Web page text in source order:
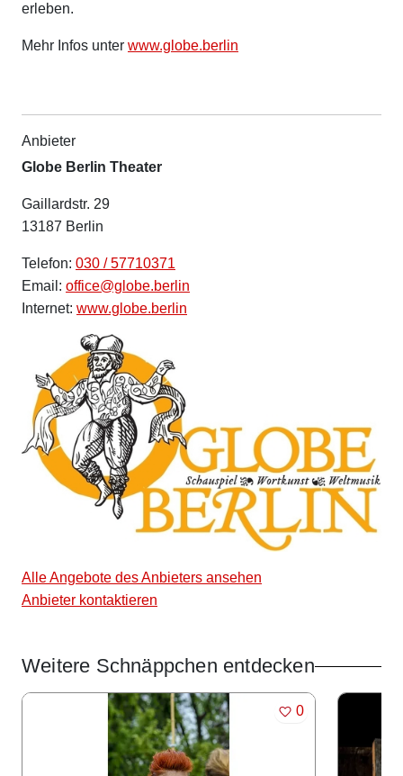
erleben.
Mehr Infos unter www.globe.berlin
Anbieter
Globe Berlin Theater
Gaillardstr. 29
13187 Berlin
Telefon: 030 / 57710371
Email: office@globe.berlin
Internet: www.globe.berlin
Alle Angebote des Anbieters ansehen
Anbieter kontaktieren
Weitere Schnäppchen entdecken
Angebote im Slider
MERKEN
0